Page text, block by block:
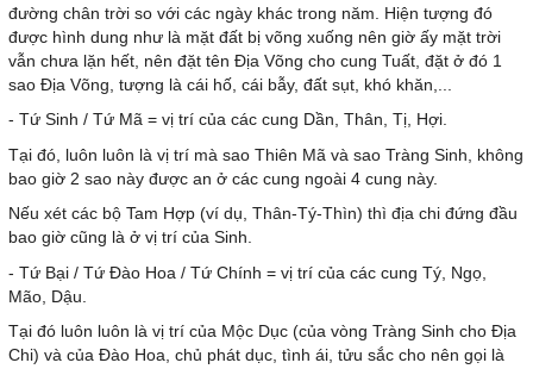
đường chân trời so với các ngày khác trong năm. Hiện tượng đó
được hình dung như là mặt đất bị võng xuống nên giờ ấy mặt trời
vẫn chưa lặn hết, nên đặt tên Địa Võng cho cung Tuất, đặt ở đó 1
sao Địa Võng, tượng là cái hố, cái bẫy, đất sụt, khó khăn,...
- Tứ Sinh / Tứ Mã = vị trí của các cung Dần, Thân, Tị, Hợi.
Tại đó, luôn luôn là vị trí mà sao Thiên Mã và sao Tràng Sinh, không
bao giờ 2 sao này được an ở các cung ngoài 4 cung này.
Nếu xét các bộ Tam Hợp (ví dụ, Thân-Tý-Thìn) thì địa chi đứng đầu
bao giờ cũng là ở vị trí của Sinh.
- Tứ Bại / Tứ Đào Hoa / Tứ Chính = vị trí của các cung Tý, Ngọ,
Mão, Dậu.
Tại đó luôn luôn là vị trí của Mộc Dục (của vòng Tràng Sinh cho Địa
Chi) và của Đào Hoa, chủ phát dục, tình ái, tửu sắc cho nên gọi là